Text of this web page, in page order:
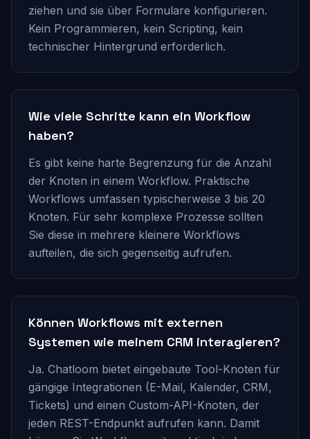
ziehen und sie über Formulare konfigurieren.
Kein Programmieren, kein Scripting, kein
technischer Hintergrund erforderlich.
Wie viele Schritte kann ein Workflow
haben?
Es gibt keine harte Begrenzung für die Anzahl
der Knoten in einem Workflow. Praktische
Workflows umfassen typischerweise 3 bis 20
Knoten. Für sehr komplexe Prozesse sollten
Sie diese in mehrere kleinere Workflows
aufteilen, die sich gegenseitig aufrufen.
Können Workflows mit externen
Systemen wie meinem CRM interagieren?
Ja. Chatloom bietet eingebaute Tool-Knoten für
gängige Integrationen (E-Mail, Kalender, CRM,
Tickets) und einen Custom-API-Knoten, der
jeden REST-Endpunkt aufrufen kann. Damit